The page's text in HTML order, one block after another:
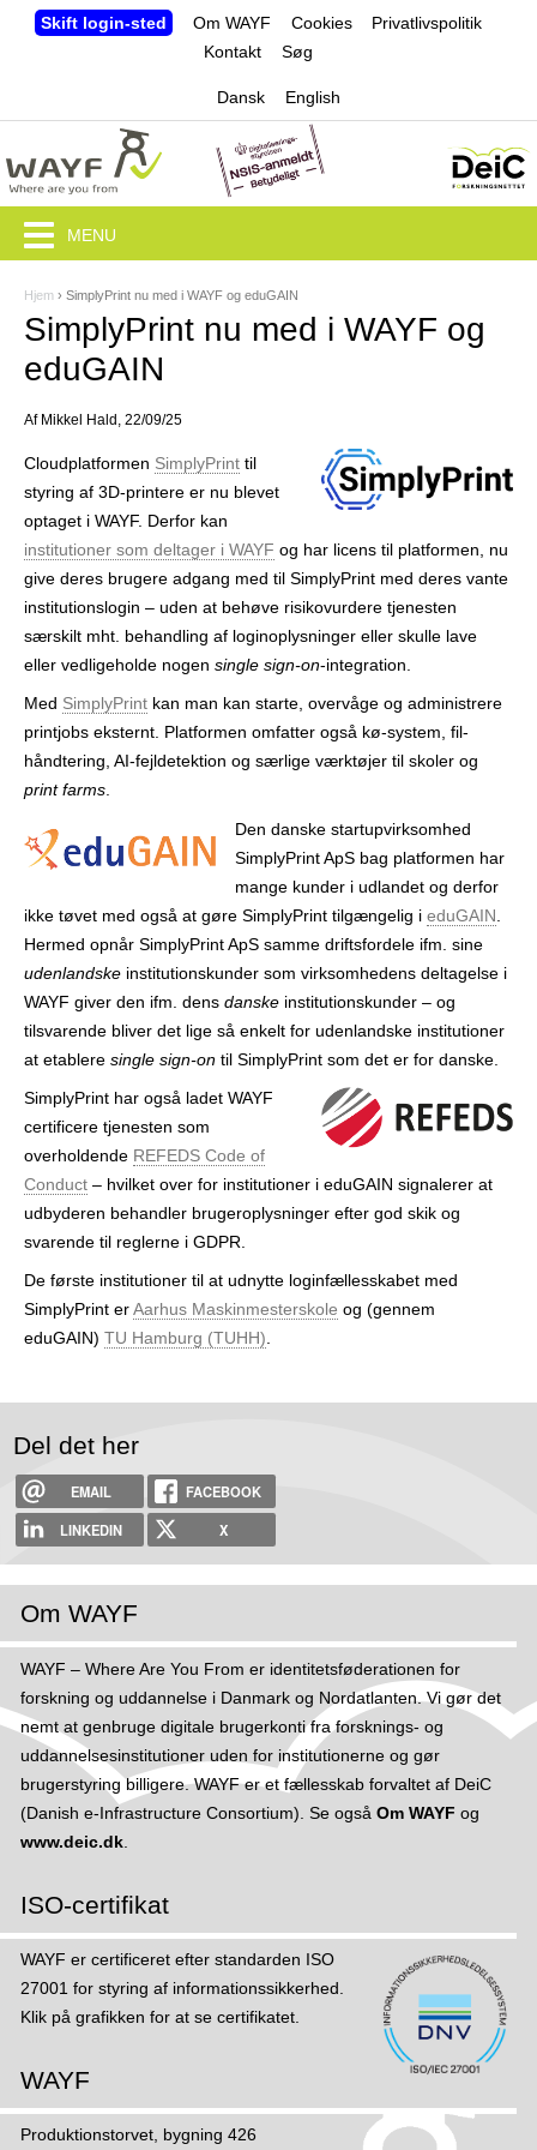
Jump to navigation
Skift login-sted Om WAYF Cookies
Privatlivspolitik
Kontakt
Søg
Dansk English
D
u
e
r
h
r
Hjem › SimplyPrint nu med i WAYF og eduGAIN
SimplyPrint nu med i WAYF og
eduGAIN
Af Mikkel Hald , 22/09/25
Cloud­platformen SimplyPrint til
styring af 3D-printere er nu blevet
optaget i WAYF. Derfor kan
institutioner som deltager i WAYF og har licens til platformen, nu
give deres brugere adgang med til SimplyPrint med deres vante
institutions­login – uden at behøve risiko­vurdere tjenesten
særskilt mht. behandling af login­oplysninger eller skulle lave
eller vedligeholde nogen single sign-on-integration.
Med SimplyPrint kan man kan starte, overvåge og administrere
printjobs eksternt. Platformen omfatter også kø-system, fil­
håndtering, AI-fejldetektion og særlige værktøjer til skoler og
print farms.
Den danske startup­virksomhed
SimplyPrint ApS bag platformen har
mange kunder i udlandet og derfor
ikke tøvet med også at gøre SimplyPrint tilgængelig i eduGAIN
Hermed opnår SimplyPrint ApS samme driftsfordele ifm. sine
udenlandske institutions­kunder som virksomhedens deltagelse i
WAYF giver den ifm. dens danske institutions­kunder – og
tilsvarende bliver det lige så enkelt for udenlandske institutioner
at etablere single sign-on til SimplyPrint som det er for danske.
SimplyPrint har også ladet WAYF
certificere tjenesten som
overholdende REFEDS Code of
Conduct – hvilket over for institutioner i eduGAIN signalerer at
udbyderen behandler bruger­oplysninger efter god skik og
svarende til reglerne i GDPR.
De første institutioner til at udnytte login­fællesskabet med
SimplyPrint erAarhus Maskinmesterskole og (gennem
eduGAIN) TU Hamburg (TUHH).
MENU
Del det her
EMAIL
FACEBOOK
LINKEDIN
X
Om WAYF
WAYF – Where Are You From er identitetsføderationen for
forskning og uddannelse i Danmark og Nordatlanten. Vi gør det
nemt at genbruge digitale brugerkonti fra forsknings- og
uddannelsesinstitutioner uden for institutionerne og gør
brugerstyring billigere. WAYF er et fællesskab forvaltet af DeiC
(Danish e-Infrastructure Consortium). Se også Om WAYF og
www.deic.dk.
ISO-certifikat
WAYF er certificeret efter standarden ISO
27001 for styring af informations­sikker­hed.
Klik på grafikken for at se certifikatet.
WAYF
Produktionstorvet, bygning 426